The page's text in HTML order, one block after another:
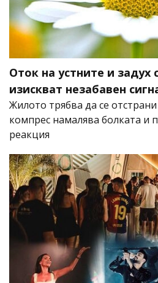
Оток на устните и задух
изискват незабавен
Жилото трябва да се
компрес намалява болката и
реакция